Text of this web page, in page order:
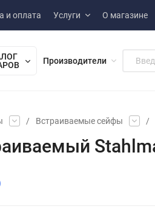
и оплата Услуги О магазине
Производители
/ Встраиваемые сейфы /